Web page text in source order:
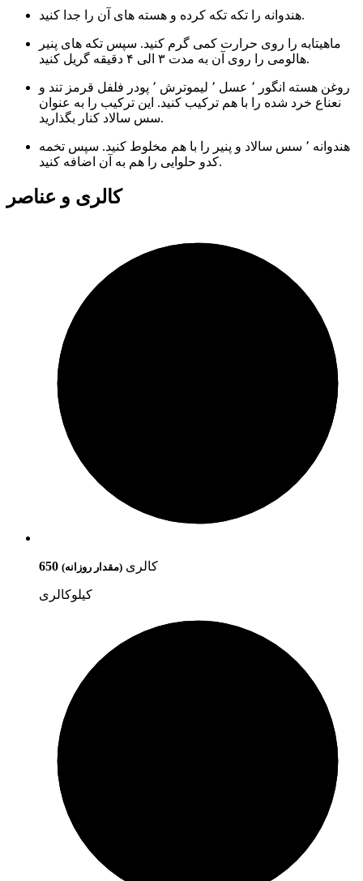
هندوانه را تکه تکه کرده و هسته های آن را جدا کنید.
ماهیتابه را روی حرارت کمی گرم کنید. سپس تکه های پنیر
هالومی را روی آن به مدت ۳ الی ۴ دقیقه گریل کنید.
روغن هسته انگور ٬ عسل ٬ لیموترش ٬ پودر فلفل قرمز تند و
نعناع خرد شده را با هم ترکیب کنید. این ترکیب را به عنوان
سس سالاد کنار بگذارید.
هندوانه ٬ سس سالاد و پنیر را با هم مخلوط کنید. سپس تخمه
کدو حلوایی را هم به آن اضافه کنید.
کالری و عناصر
650 (مقدار روزانه) کالری
کیلوکالری